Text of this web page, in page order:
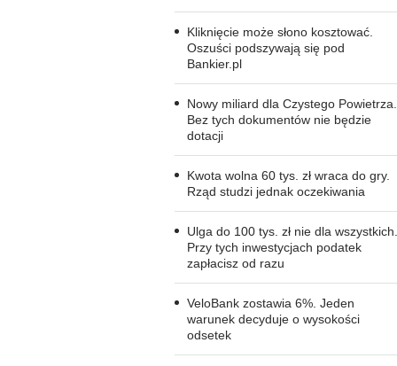
Kliknięcie może słono kosztować.
Oszuści podszywają się pod
Bankier.pl
Nowy miliard dla Czystego Powietrza.
Bez tych dokumentów nie będzie
dotacji
Kwota wolna 60 tys. zł wraca do gry.
Rząd studzi jednak oczekiwania
Ulga do 100 tys. zł nie dla wszystkich.
Przy tych inwestycjach podatek
zapłacisz od razu
VeloBank zostawia 6%. Jeden
warunek decyduje o wysokości
odsetek